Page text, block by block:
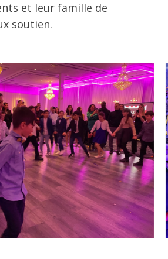
et leur famille de
soutien.